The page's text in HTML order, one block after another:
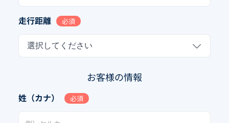
走行距離 必須
選択してください
お客様の情報
姓（カナ） 必須